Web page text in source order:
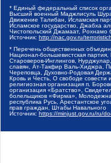
* Единый федеральный список
Высший военный Маджлисуль
Движение Талибан, Исламская
Исламское государство, Джабха
Чистопольский Джамаат,
Источник: http://nac.gov.ru/
* Перечень общественных
Национал-большевистская
Староверов-Инглингов,
славян, Ат-Такфир Валь-Хиджра,
Череповца, Духовно-Родовая
Кровь и Честь, О свободе
религиозная организация п.
организация «Братство»,
болельщиков «Фирма»,
республика Русь, Арестантское
прав граждан, Штабы Навального
Источник: https://minjust.gov.ru/ru/